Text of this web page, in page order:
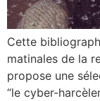
Cette
matinales de la
propose une
“le cyber-